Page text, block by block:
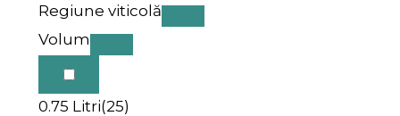
Regiune viticolă
Volum
0.75 Litri(25)